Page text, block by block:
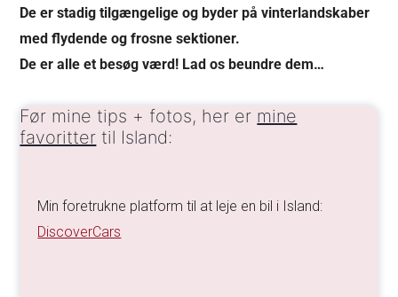
De er stadig tilgængelige og byder på vinterlandskaber
med flydende og frosne sektioner.
De er alle et besøg værd! Lad os beundre dem…
Før mine tips + fotos, her er mine
favoritter til Island:
Min foretrukne platform til at leje en bil i Island:
DiscoverCars